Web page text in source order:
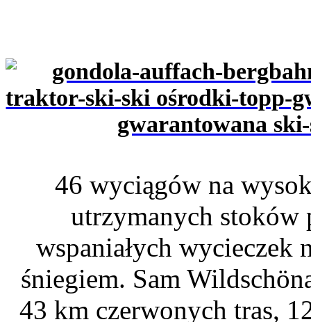
46 wyciągów na
utrzymanych
wspaniałych wycieczek
śniegiem. Sam
43 km czerwonych tras,